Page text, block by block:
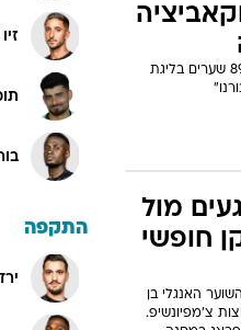
החלוץ בן ה-36 עזב את ישראל אחרי שמונה שנים ו-89 שערים בליגת
מול
חופשי
האנגלי בן
צ'מפיונשיפ.
התקפה